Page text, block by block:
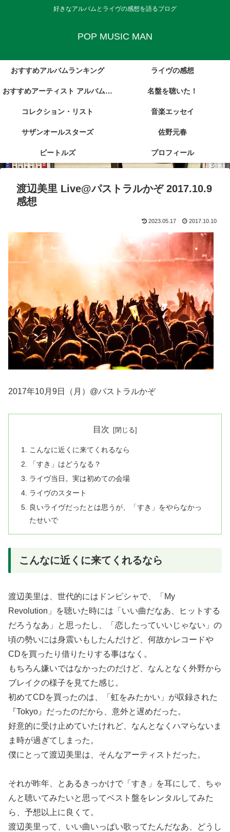
好きなアルバムとライヴの感想を語るブログ
POP MUSIC MAN
おすすめアルバムランキング ライヴの感想
おすすめアーティスト アルバム・
レビュー集
名盤を聴いた！
コレクション・リスト 音楽エッセイ
サザンオールスターズ 佐野元春
ビートルズ プロフィール
渡辺美里 Live@パストラルかぞ 2017.10.9
感想
2023.05.17 2017.10.10
2017年10月9日（月）@パストラルかぞ
目次
こんなに近くに来てくれるなら
「すき」はどうなる？
ライヴ当日。実は初めての会場
ライヴのスタート
良いライヴだったとは思うが、「すき」をやらなかっ
たせいで
こんなに近くに来てくれるなら
渡辺美里は、世代的にはドンピシャで、「My
Revolution」を聴いた時には「いい曲だなあ、ヒットする
だろうなあ」と思ったし、「恋したっていいじゃない」の
頃の勢いには身震いもしたんだけど、何故かレコードや
CDを買ったり借りたりする事はなく。
もちろん嫌いではなかったのだけど、なんとなく外野から
ブレイクの様子を見てた感じ。
初めてCDを買ったのは、「虹をみたかい」が収録された
『Tokyo』だったのだから、意外と遅めだった。
好意的に受け止めていたけれど、なんとなくハマらないま
ま時が過ぎてしまった。
僕にとって渡辺美里は、そんなアーティストだった。
それが昨年、とあるきっかけで「すき」を耳にして、ちゃ
んと聴いてみたいと思ってベスト盤をレンタルしてみた
ら、予想以上に良くて。
渡辺美里って、いい曲いっぱい歌ってたんだなあ、どうし